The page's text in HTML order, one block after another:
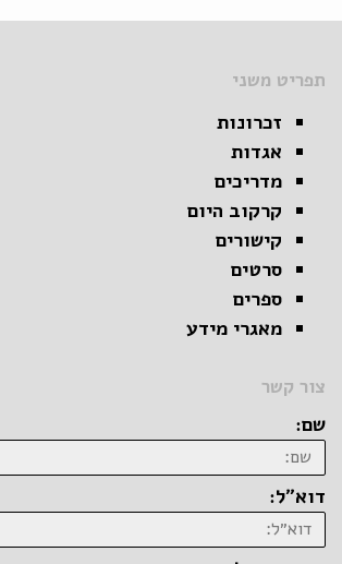
תפריט משני
זכרונות
אגדות
מדריכים
קרקוב היום
קישורים
סרטים
ספרים
מאגרי מידע
צור קשר
שם:
דוא״ל: